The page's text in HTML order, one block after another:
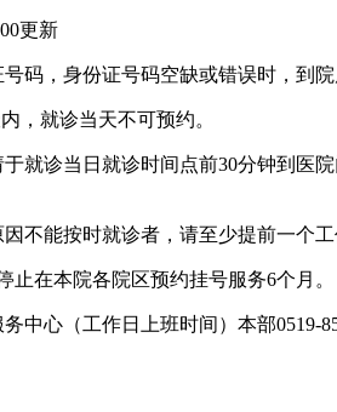
更新
码，身份证号码空缺或错误时，到
，就诊当天不可预约。
就诊当日就诊时间点前30分钟到医
不能按时就诊者，请至少提前一个工
止在本院各院区预约挂号服务6个月。
中心（工作日上班时间）本部0519-